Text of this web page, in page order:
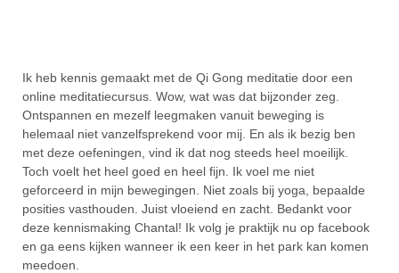
Ik heb kennis gemaakt met de Qi Gong meditatie door een
online meditatiecursus. Wow, wat was dat bijzonder zeg.
Ontspannen en mezelf leegmaken vanuit beweging is
helemaal niet vanzelfsprekend voor mij. En als ik bezig ben
met deze oefeningen, vind ik dat nog steeds heel moeilijk.
Toch voelt het heel goed en heel fijn. Ik voel me niet
geforceerd in mijn bewegingen. Niet zoals bij yoga, bepaalde
posities vasthouden. Juist vloeiend en zacht. Bedankt voor
deze kennismaking Chantal! Ik volg je praktijk nu op facebook
en ga eens kijken wanneer ik een keer in het park kan komen
meedoen.